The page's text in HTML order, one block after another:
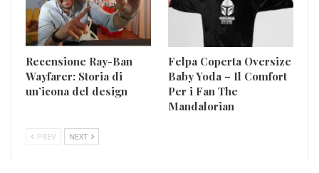
Recensione Ray-Ban
Wayfarer: Storia di
un’icona del design
Felpa Coperta Oversize
Baby Yoda – Il Comfort
Per i Fan The
Mandalorian
PREV NEXT